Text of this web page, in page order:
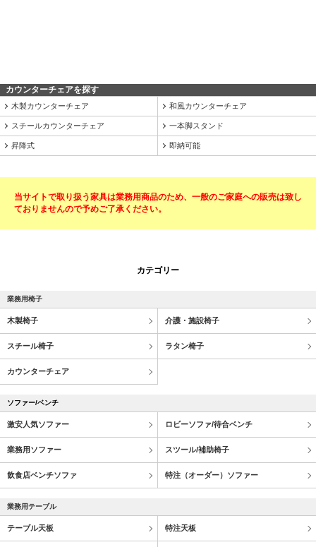
カウンターチェアを探す
木製カウンターチェア 和風カウンターチェア
スチールカウンターチェア 一本脚スタンド
昇降式 即納可能
当サイトで取り扱う家具は業務用商品のため、一般のご家庭への販売は致し
ておりませんので予めご了承ください。
カテゴリー
業務用椅子
木製椅子 介護・施設椅子
スチール椅子 ラタン椅子
カウンターチェア
ソファー/ベンチ
激安人気ソファー ロビーソファ/待合ベンチ
業務用ソファー スツール/補助椅子
飲食店ベンチソファ 特注（オーダー）ソファー
業務用テーブル
テーブル天板 特注天板